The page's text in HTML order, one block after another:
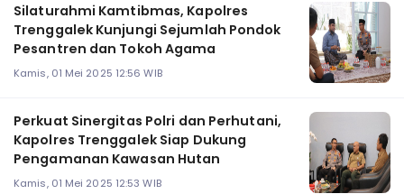
Silaturahmi Kamtibmas, Kapolres
Trenggalek Kunjungi Sejumlah Pondok
Pesantren dan Tokoh Agama
Kamis, 01 Mei 2025 12:56 WIB
Perkuat Sinergitas Polri dan Perhutani,
Kapolres Trenggalek Siap Dukung
Pengamanan Kawasan Hutan
Kamis, 01 Mei 2025 12:53 WIB